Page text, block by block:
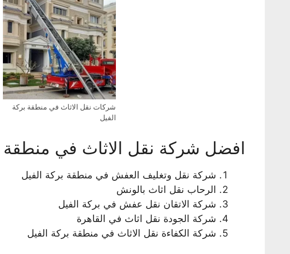
شركات نقل الاثاث في منطقة بركة
الفيل
افضل شركة نقل الاثاث في منطقة
شركة نقل وتغليف العفش في منطقة بركة الفيل
الرحاب نقل اثاث بالونش
شركة الاتقان نقل عفش في بركة الفيل
شركة الجودة نقل اثاث في القاهرة
شركة الكفاءة نقل الاثاث في منطقة بركة الفيل